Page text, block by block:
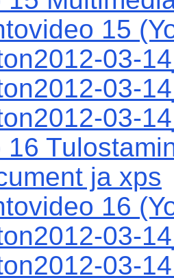
15
03-
03-
03-
16
ja xps
16
03-
03-